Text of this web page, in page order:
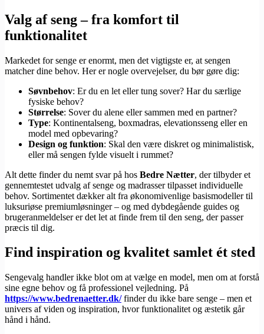
Valg af seng – fra komfort til
funktionalitet
Markedet for senge er enormt, men det vigtigste er, at sengen
matcher dine behov. Her er nogle overvejelser, du bør gøre dig:
Søvnbehov: Er du en let eller tung sover? Har du særlige
fysiske behov?
Størrelse: Sover du alene eller sammen med en partner?
Type: Kontinentalseng, boxmadras, elevationsseng eller en
model med opbevaring?
Design og funktion: Skal den være diskret og minimalistisk,
eller må sengen fylde visuelt i rummet?
Alt dette finder du nemt svar på hos Bedre Nætter, der tilbyder et
gennemtestet udvalg af senge og madrasser tilpasset individuelle
behov. Sortimentet dækker alt fra økonomivenlige basismodeller til
luksuriøse premiumløsninger – og med dybdegående guides og
brugeranmeldelser er det let at finde frem til den seng, der passer
præcis til dig.
Find inspiration og kvalitet samlet ét sted
Sengevalg handler ikke blot om at vælge en model, men om at forstå
sine egne behov og få professionel vejledning. På
https://www.bedrenaetter.dk/finder du ikke bare senge – men et
univers af viden og inspiration, hvor funktionalitet og æstetik går
hånd i hånd.